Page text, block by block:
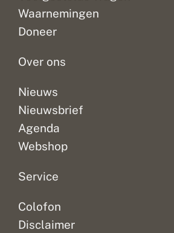
Waarnemingen
Doneer
Over ons
Nieuws
Nieuwsbrief
Agenda
Webshop
Service
Colofon
Disclaimer